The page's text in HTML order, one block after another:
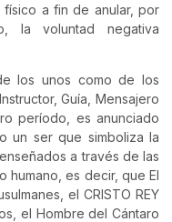
físico a fin de anular, por
la voluntad negativa
los unos como de los
Guía, Mensajero
período, es anunciado
un ser que simboliza la
a través de las
humano, es decir, que El
el CRISTO REY
el Hombre del Cántaro